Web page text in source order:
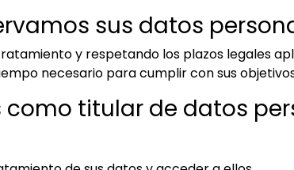
sus datos
y respetando los plazos legales
necesario para cumplir con sus
como titular de datos